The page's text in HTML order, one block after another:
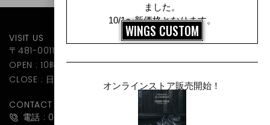
VISIT US
〒481-0011 愛知県北名古屋市高田寺砂場9-1 1F
OPEN : 10時〜19時
CLOSE : 日曜日・第2と第2月曜日 定休
CONTACT
電話 : 0568-27-6920
ました。
10/1〜新価格となります。
WINGS CUSTOM
オンラインストア販売開始！